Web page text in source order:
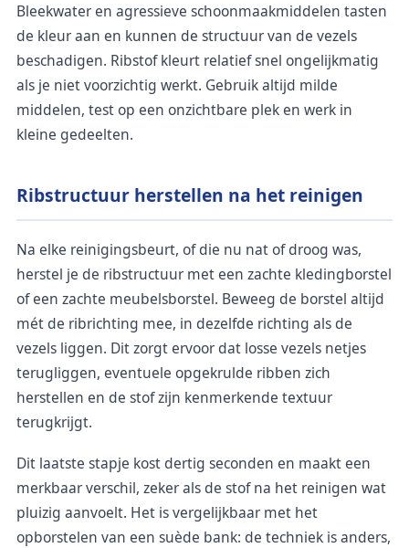
Bleekwater en agressieve schoonmaakmiddelen tasten
de kleur aan en kunnen de structuur van de vezels
beschadigen. Ribstof kleurt relatief snel ongelijkmatig
als je niet voorzichtig werkt. Gebruik altijd milde
middelen, test op een onzichtbare plek en werk in
kleine gedeelten.
Ribstructuur herstellen na het reinigen
Na elke reinigingsbeurt, of die nu nat of droog was,
herstel je de ribstructuur met een zachte kledingborstel
of een zachte meubelsborstel. Beweeg de borstel altijd
mét de ribrichting mee, in dezelfde richting als de
vezels liggen. Dit zorgt ervoor dat losse vezels netjes
terugliggen, eventuele opgekrulde ribben zich
herstellen en de stof zijn kenmerkende textuur
terugkrijgt.
Dit laatste stapje kost dertig seconden en maakt een
merkbaar verschil, zeker als de stof na het reinigen wat
pluizig aanvoelt. Het is vergelijkbaar met het
opborstelen van een suède bank: de techniek is anders,